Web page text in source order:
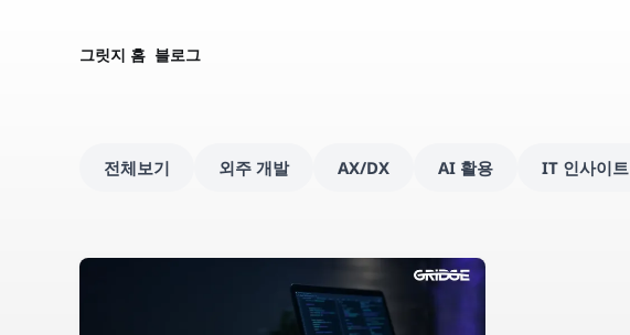
그릿지 홈 블로그
전체보기 외주 개발 AX/DX AI 활용 IT 인사이트